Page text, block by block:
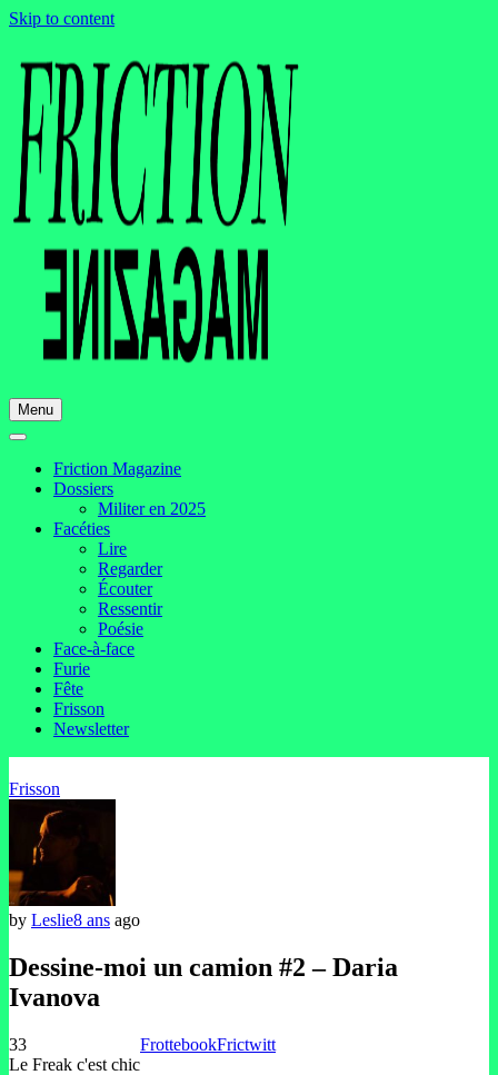
Skip to content
Menu
Friction Magazine
Dossiers
Militer en 2025
Facéties
Lire
Regarder
Écouter
Ressentir
Poésie
Face-à-face
Furie
Fête
Frisson
Newsletter
Frisson
by Leslie8 ans ago
Dessine-moi un camion #2 – Daria
Ivanova
33
Le Freak c'est chic
FrottebookFrictwitt